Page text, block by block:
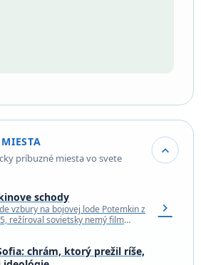
príbuzné miesta vo svete expand_more
schody
vzbury na bojovej lode Potemkin z
režíroval sovietsky nemý film
chevron_right
chrám, ktorý prežil ríše,